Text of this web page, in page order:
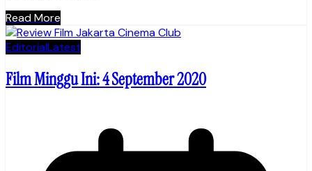
Read More
EditorialLatest
Film Minggu Ini: 4 September 2020